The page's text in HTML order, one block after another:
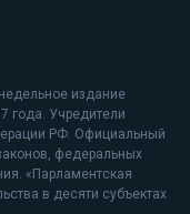
издание
года. Учредители
РФ. Официальный
федеральных
«Парламентская
в десяти субъектах